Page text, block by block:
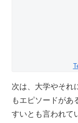
次は、大学やそれ
もエピソードがあ
すいとも言われて